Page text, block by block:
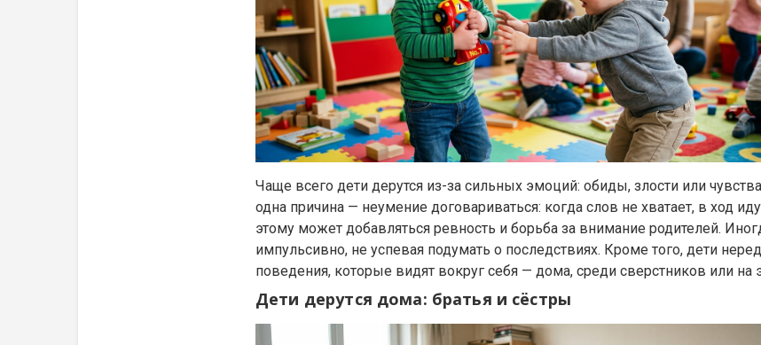
Чаще всего дети дерутся из-за сильных эмоций: обиды, злости или
одна причина — неумение договариваться: когда слов не хватает, в ход
этому может добавляться ревность и борьба за внимание родителей.
импульсивно, не успевая подумать о последствиях. Кроме того, дети
поведения, которые видят вокруг себя — дома, среди сверстников или на
Дети дерутся дома: братья и сёстры